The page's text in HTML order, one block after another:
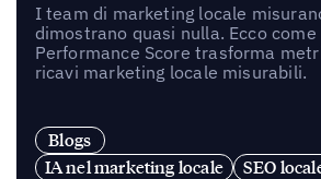
I team di marketing locale
dimostrano quasi nulla. Ecco
Performance Score trasforma
ricavi marketing locale misurabili.
Blogs
IA nel marketing locale
SEO